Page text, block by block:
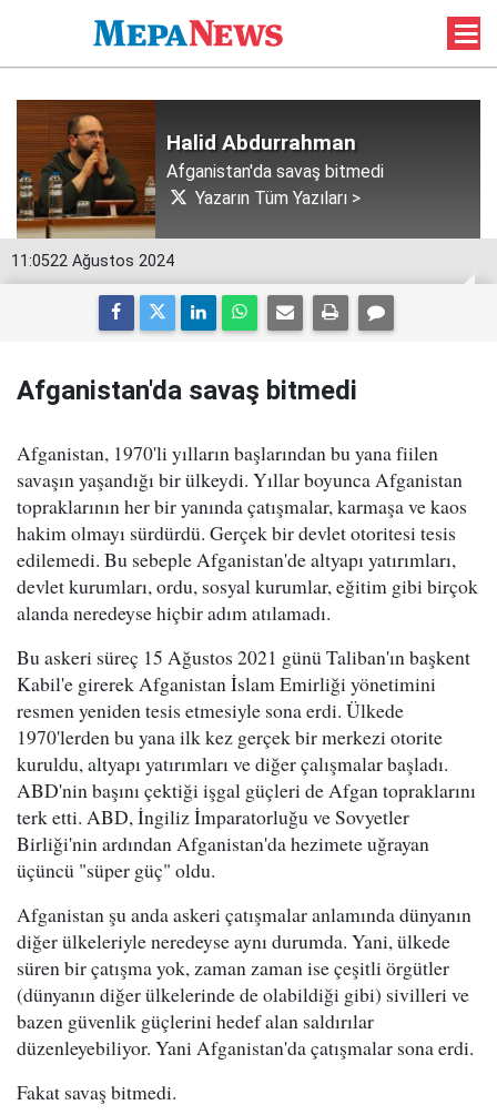
Halid Abdurrahman
Afganistan'da savaş bitmedi
Yazarın Tüm Yazıları >
11:0522 Ağustos 2024
Afganistan'da savaş bitmedi
Afganistan, 1970'li yılların başlarından bu yana fiilen
savaşın yaşandığı bir ülkeydi. Yıllar boyunca Afganistan
topraklarının her bir yanında çatışmalar, karmaşa ve kaos
hakim olmayı sürdürdü. Gerçek bir devlet otoritesi tesis
edilemedi. Bu sebeple Afganistan'de altyapı yatırımları,
devlet kurumları, ordu, sosyal kurumlar, eğitim gibi birçok
alanda neredeyse hiçbir adım atılamadı.
Bu askeri süreç 15 Ağustos 2021 günü Taliban'ın başkent
Kabil'e girerek Afganistan İslam Emirliği yönetimini
resmen yeniden tesis etmesiyle sona erdi. Ülkede
1970'lerden bu yana ilk kez gerçek bir merkezi otorite
kuruldu, altyapı yatırımları ve diğer çalışmalar başladı.
ABD'nin başını çektiği işgal güçleri de Afgan topraklarını
terk etti. ABD, İngiliz İmparatorluğu ve Sovyetler
Birliği'nin ardından Afganistan'da hezimete uğrayan
üçüncü "süper güç" oldu.
Afganistan şu anda askeri çatışmalar anlamında dünyanın
diğer ülkeleriyle neredeyse aynı durumda. Yani, ülkede
süren bir çatışma yok, zaman zaman ise çeşitli örgütler
(dünyanın diğer ülkelerinde de olabildiği gibi) sivilleri ve
bazen güvenlik güçlerini hedef alan saldırılar
düzenleyebiliyor. Yani Afganistan'da çatışmalar sona erdi.
Fakat savaş bitmedi.